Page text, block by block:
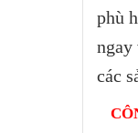
phù
ngay
các